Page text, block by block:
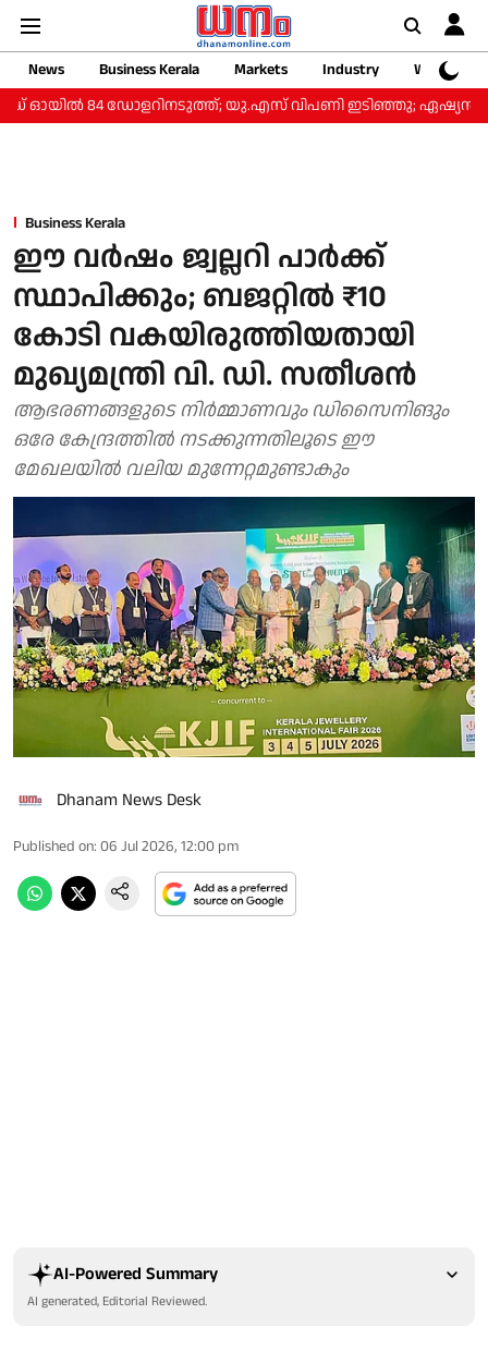
News Business Kerala Markets Industry
Web
84 ഡോളറിനടുത്ത്; യു.എസ് വിപണി ഇടിഞ്ഞു; ഏഷ്യൻ
Business Kerala
ഈ വർഷം ജ്വല്ലറി പാർക്ക്
സ്ഥാപിക്കും; ബജറ്റിൽ ₹10
കോടി വകയിരുത്തിയതായി
മുഖ്യമന്ത്രി വി. ഡി. സതീശൻ
ആഭരണങ്ങളുടെ നിർമ്മാണവും ഡിസൈനിങും
ഒരേ കേന്ദ്രത്തിൽ നടക്കുന്നതിലൂടെ ഈ
മേഖലയിൽ വലിയ മുന്നേറ്റമുണ്ടാകും
Dhanam News Desk
Published on: 06 Jul 2026, 12:00 pm
AI-Powered Summary
AI generated, Editorial Reviewed.